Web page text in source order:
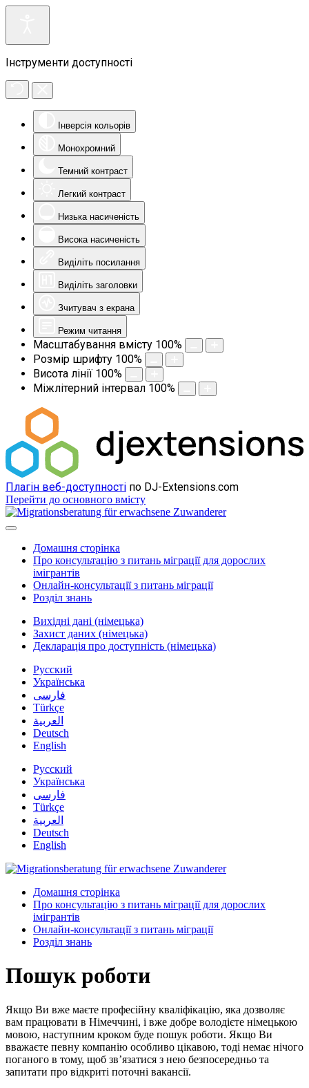
Інструменти доступності
Інверсія кольорів
Монохромний
Темний контраст
Легкий контраст
Низька насиченість
Висока насиченість
Виділіть посилання
Виділіть заголовки
Зчитувач з екрана
Режим читання
Масштабування вмісту 100%
Розмір шрифту 100%
Висота лінії 100%
Міжлітерний інтервал 100%
Плагін веб-доступності по DJ-Extensions.com
Перейти до основного вмісту
Домашня сторінка
Про консультацію з питань міграції для дорослих
імігрантів
Онлайн-консультації з питань міграції
Розділ знань
Вихідні дані (німецька)
Захист даних (німецька)
Декларація про доступність (німецька)
Русский
Українська
فارسی
Türkçe
العربية
Deutsch
English
Русский
Українська
فارسی
Türkçe
العربية
Deutsch
English
Домашня сторінка
Про консультацію з питань міграції для дорослих
імігрантів
Онлайн-консультації з питань міграції
Розділ знань
Пошук роботи
Якщо Ви вже маєте професійну кваліфікацію, яка дозволяє
вам працювати в Німеччині, і вже добре володієте німецькою
мовою, наступним кроком буде пошук роботи. Якщо Ви
вважаєте певну компанію особливо цікавою, тоді немає нічого
поганого в тому, щоб зв’язатися з нею безпосередньо та
запитати про відкриті поточні вакансії.